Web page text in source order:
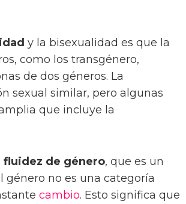
y la bisexualidad es que la
como los transgénero,
de dos géneros. La
sexual similar, pero algunas
que incluye la
fluidez de género, que es un
género no es una categoría
cambio. Esto significa que